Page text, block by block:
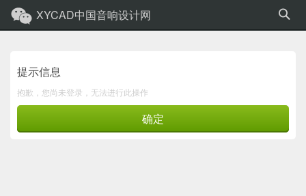
XYCAD中国音响设计网
提示信息
抱歉，您尚未登录，无法进行此操作
确定